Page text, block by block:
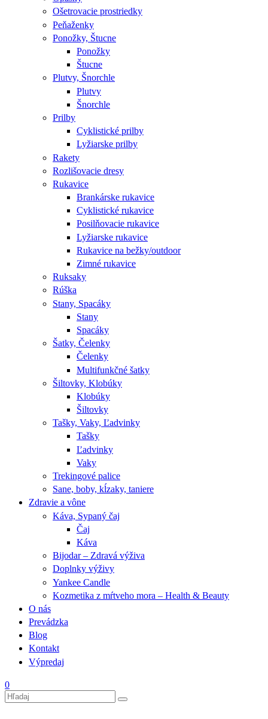
Ošetrovacie prostriedky
Peňaženky
Ponožky, Štucne
Ponožky
Štucne
Plutvy, Šnorchle
Plutvy
Šnorchle
Prilby
Cyklistické prilby
Lyžiarske prilby
Rakety
Rozlišovacie dresy
Rukavice
Brankárske rukavice
Cyklistické rukavice
Posilňovacie rukavice
Lyžiarske rukavice
Rukavice na bežky/outdoor
Zimné rukavice
Ruksaky
Rúška
Stany, Spacáky
Stany
Spacáky
Šatky, Čelenky
Čelenky
Multifunkčné šatky
Šiltovky, Klobúky
Klobúky
Šiltovky
Tašky, Vaky, Ľadvinky
Tašky
Ľadvinky
Vaky
Trekingové palice
Sane, boby, kĺzaky, taniere
Zdravie a vône
Káva, Sypaný čaj
Čaj
Káva
Bijodar – Zdravá výživa
Doplnky výživy
Yankee Candle
Kozmetika z mŕtveho mora – Health & Beauty
O nás
Prevádzka
Blog
Kontakt
Výpredaj
0